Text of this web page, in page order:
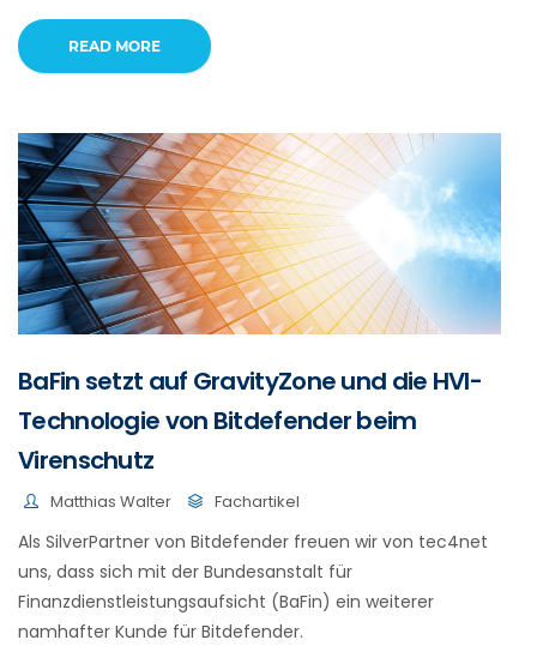
READ MORE
BaFin setzt auf GravityZone und die HVI-
Technologie von Bitdefender beim
Virenschutz
Matthias Walter Fachartikel
Als SilverPartner von Bitdefender freuen wir von tec4net
uns, dass sich mit der Bundesanstalt für
Finanzdienstleistungsaufsicht (BaFin) ein weiterer
namhafter Kunde für Bitdefender.